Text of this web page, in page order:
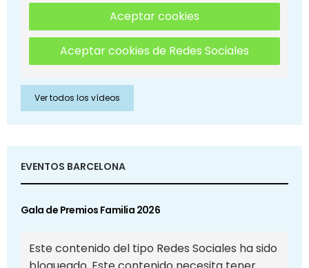
Aceptar cookies
Aceptar cookies de Redes Sociales
Ver todos los vídeos
EVENTOS BARCELONA
Gala de Premios Familia 2026
Este contenido del tipo Redes Sociales ha sido